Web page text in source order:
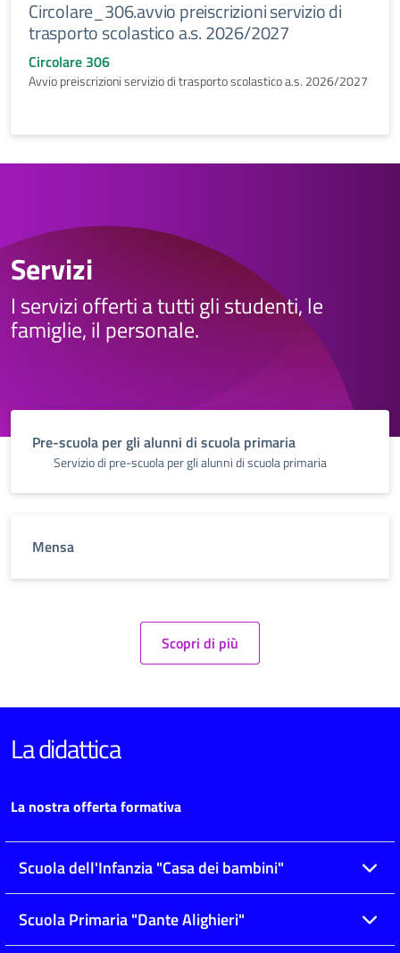
Circolare_306.avvio preiscrizioni servizio di
trasporto scolastico a.s. 2026/2027
Circolare 306
Avvio preiscrizioni servizio di trasporto scolastico a.s. 2026/2027
Servizi
I servizi offerti a tutti gli studenti, le
famiglie, il personale.
Pre-scuola per gli alunni di scuola primaria
Servizio di pre-scuola per gli alunni di scuola primaria
Mensa
Scopri di più
La didattica
La nostra offerta formativa
Scuola dell'Infanzia "Casa dei bambini"
Scuola Primaria "Dante Alighieri"